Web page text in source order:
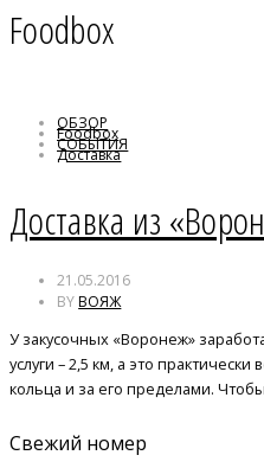
Foodbox
ОБЗОР
СОБЫТИЯ
Foodbox
Доставка
Доставка из
21.05.2016
BYВОЯЖ
У закусочных «Воронеж»
услуги – 2,5 км, а это
кольца и за его пределами.
Свежий номер